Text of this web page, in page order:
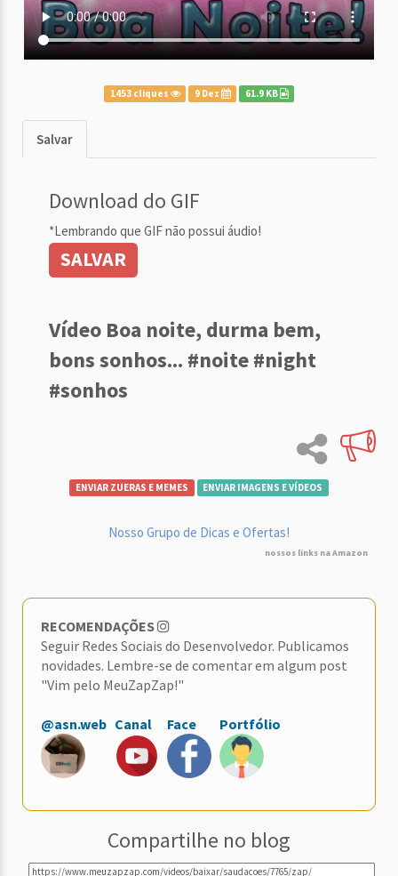
1453 cliques 9 Dez 61.9 KB
Salvar
Download do GIF
*Lembrando que GIF não possui áudio!
SALVAR
Vídeo Boa noite, durma bem,
bons sonhos... #noite #night
#sonhos
ENVIAR ZUERAS E MEMES ENVIAR IMAGENS E VÍDEOS
Nosso Grupo de Dicas e Ofertas!
nossos links na Amazon
RECOMENDAÇÕES
Seguir Redes Sociais do Desenvolvedor. Publicamos
novidades. Lembre-se de comentar em algum post
"Vim pelo MeuZapZap!"
@asn.web Canal Face Portfólio
Compartilhe no blog